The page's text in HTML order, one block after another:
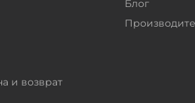
и возврат
Блог